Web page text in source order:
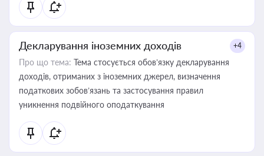
Декларування іноземних доходів +4
Про що тема: Тема стосується обов’язку декларування
доходів, отриманих з іноземних джерел, визначення
податкових зобов’язань та застосування правил
уникнення подвійного оподаткування